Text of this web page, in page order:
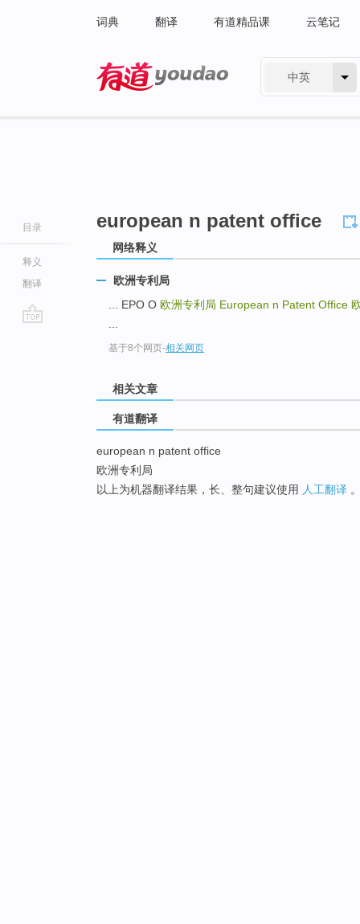
词典 翻译 有道精品课 云笔记
中英
目录
释义
翻译
european n patent office
网络释义
欧洲专利局
... EPO O 欧洲专利局 European n Patent Office
基于8个网页-相关网页
相关文章
有道翻译
european n patent office
欧洲专利局
以上为机器翻译结果，长、整句建议使用 人工翻译